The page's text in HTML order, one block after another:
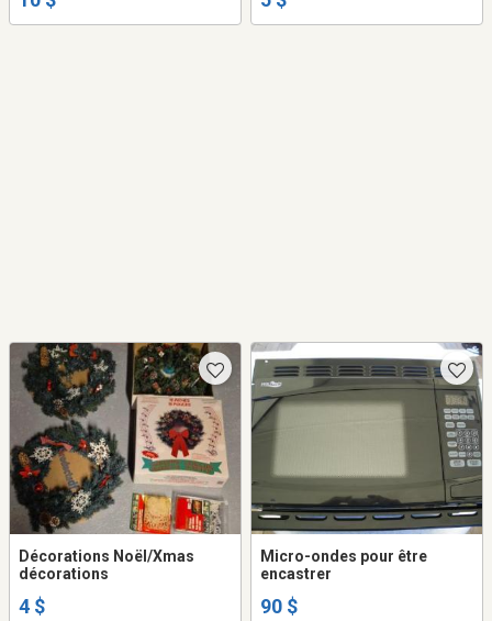
Décorations Noël/Xmas
décorations
4 $
Micro-ondes pour être
encastrer
90 $